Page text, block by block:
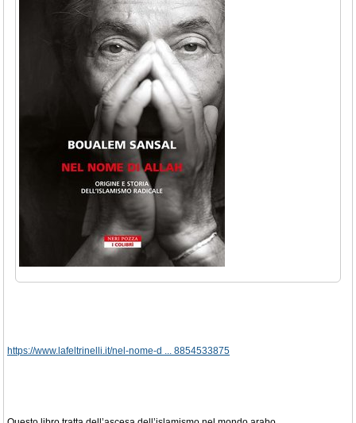
https://www.lafeltrinelli.it/nel-nome-d ... 8854533875